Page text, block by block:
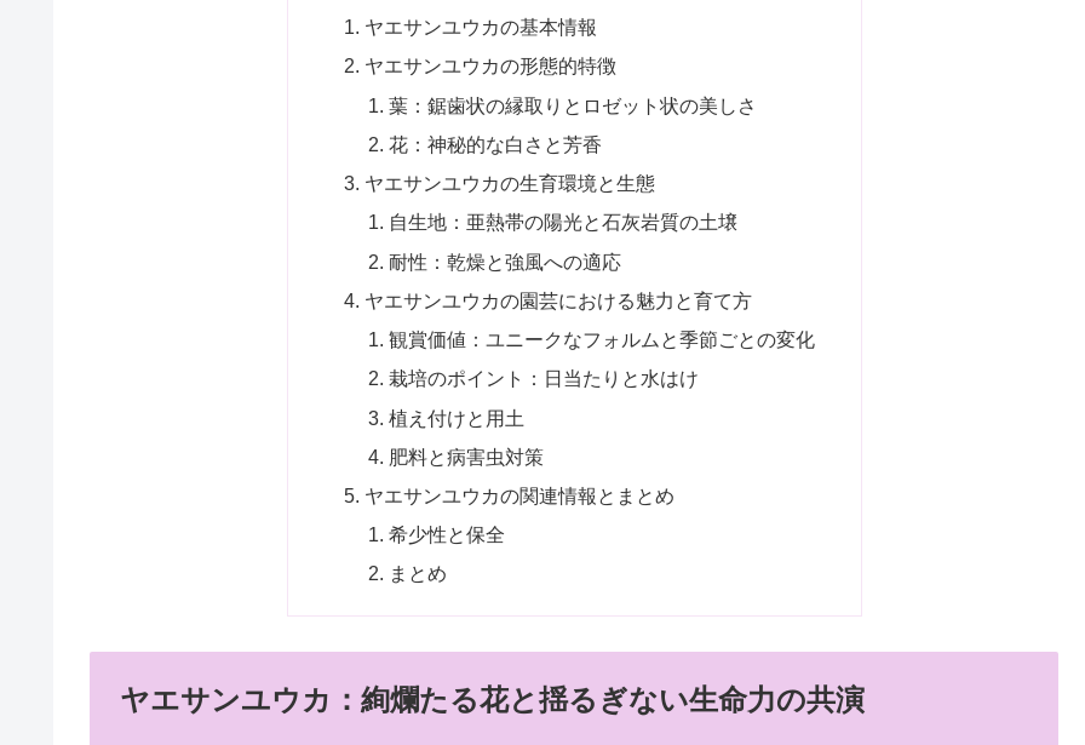
ヤエサンユウカの基本情報
ヤエサンユウカの形態的特徴
葉：鋸歯状の縁取りとロゼット状の美しさ
花：神秘的な白さと芳香
ヤエサンユウカの生育環境と生態
自生地：亜熱帯の陽光と石灰岩質の土壌
耐性：乾燥と強風への適応
ヤエサンユウカの園芸における魅力と育て方
観賞価値：ユニークなフォルムと季節ごとの変化
栽培のポイント：日当たりと水はけ
植え付けと用土
肥料と病害虫対策
ヤエサンユウカの関連情報とまとめ
希少性と保全
まとめ
ヤエサンユウカ：絢爛たる花と揺るぎない生命力の共演